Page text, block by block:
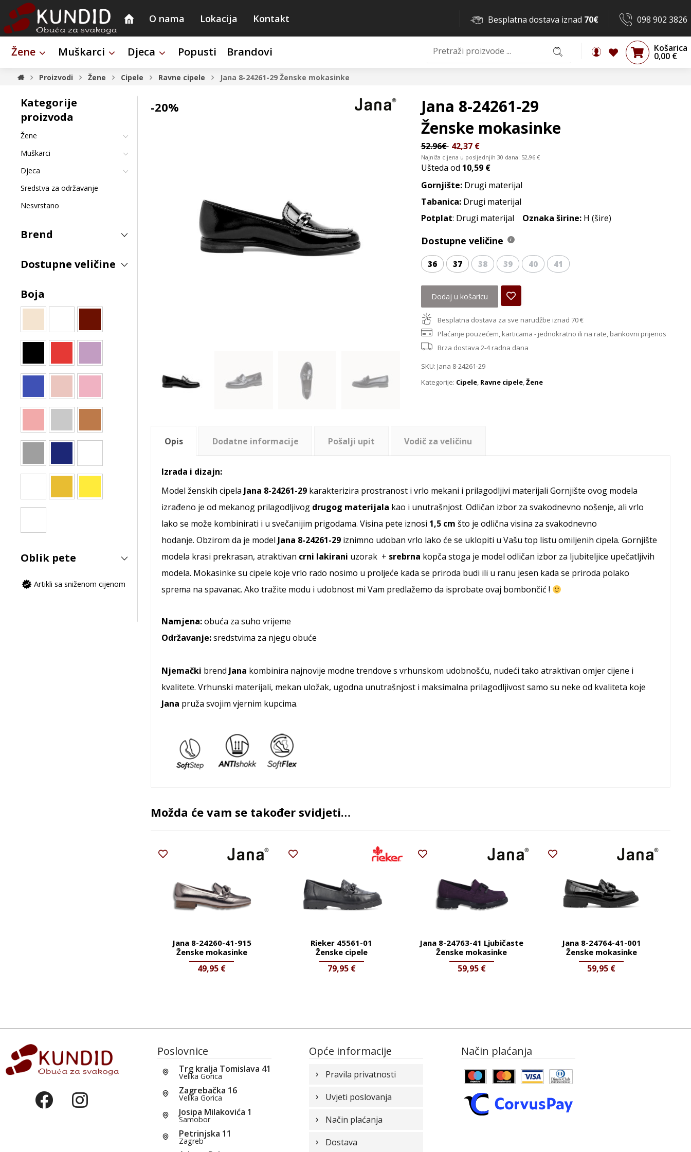
O nama Lokacija Kontakt 098 902 3826
Besplatna dostava iznad 70€
Žene Muškarci Djeca Popusti Brandovi Košarica
0,00 €
Proizvodi Žene Cipele Ravne cipele Jana 8-24261-29 Ženske mokasinke
-20%
Jana 8-24261-29
Ženske mokasinke
52.96€ 42,37 €
Najniža cijena u posljednjih 30 dana: 52,96 €
Ušteda od 10,59 €
Gornjište:Drugi materijal
Tabanica:Drugi materijal
Potplat: Drugi materijal Oznaka širine:H (šire)
Dostupne veličine
36 37 38 39 40 41
Dodaj u košaricu
Besplatna dostava za sve narudžbe iznad 70 €
Plaćanje pouzećem, karticama - jednokratno ili na rate, bankovni prijenos
Brza dostava 2-4 radna dana
SKU: Jana 8-24261-29
Kategorije: Cipele, Ravne cipele,Žene
Opis Dodatne informacije Pošalji upit Vodič za veličinu
Izrada i dizajn:
Model ženskih cipela Jana 8-24261-29 karakterizira prostranost i vrlo mekani i prilagodljivi materijali Gornjište ovog modela
izrađeno je od mekanog prilagodljivogdrugog materijala kao i unutrašnjost. Odličan izbor za svakodnevno nošenje, ali vrlo
lako se može kombinirati i u svečanijim prigodama. Visina pete iznosi 1,5 cm što je odlična visina za svakodnevno
hodanje. Obzirom da je model Jana 8-24261-29 iznimno udoban vrlo lako će se uklopiti u Vašu top listu omiljenih cipela. Gornjište
modela krasi prekrasan, atraktivan crni lakirani uzorak + srebrna kopča stoga je model odličan izbor za ljubiteljice upečatljivih
modela. Mokasinke su cipele koje vrlo rado nosimo u proljeće kada se priroda budi ili u ranu jesen kada se priroda polako
sprema na spavanac. Ako tražite modu i udobnost mi Vam predlažemo da isprobate ovaj bombončić !
Namjena:obuća za suho vrijeme
Održavanje:sredstvima za njegu obuće
Njemački brend Jana kombinira najnovije modne trendove s vrhunskom udobnošću, nudeći tako atraktivan omjer cijene i
kvalitete. Vrhunski materijali, mekan uložak, ugodna unutrašnjost i maksimalna prilagodljivost samo su neke od kvaliteta koje
Jana pruža svojim vjernim kupcima.
Možda će vam se također svidjeti…
Jana 8-24260-41-915
Ženske mokasinke
49,95 €
Rieker 45561-01
Ženske cipele
79,95 €
Jana 8-24763-41 Ljubičaste
Ženske mokasinke
59,95 €
Jana 8-24764-41-001
Ženske mokasinke
59,95 €
Kategorije
proizvoda
Žene
Muškarci
Djeca
Sredstva za održavanje
Nesvrstano
Brend
Dostupne veličine
Boja
Oblik pete
Artikli sa sniženom cijenom
Poslovnice
Trg kralja Tomislava 41
Velika Gorica
Zagrebačka 16
Velika Gorica
Josipa Milakovića 1
Samobor
Petrinjska 11
Zagreb
Opće informacije
Pravila privatnosti
Uvjeti poslovanja
Način plaćanja
Dostava
Način plaćanja